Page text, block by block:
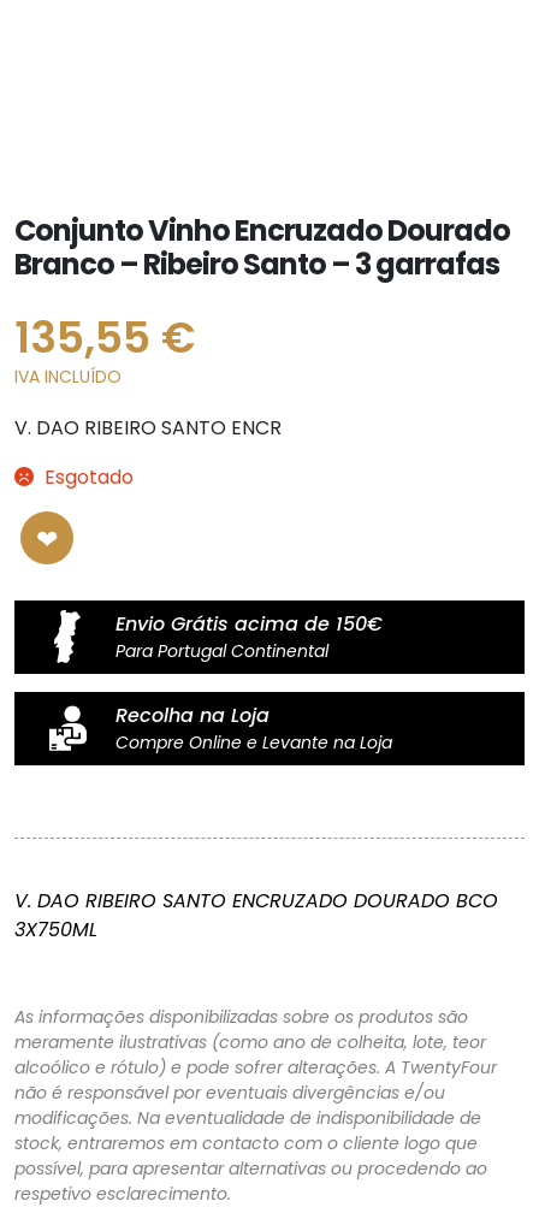
Conjunto Vinho Encruzado Dourado
Branco – Ribeiro Santo – 3 garrafas
135,55 €
IVA INCLUÍDO
V. DAO RIBEIRO SANTO ENCR
Esgotado
Envio Grátis acima de 150€
Para Portugal Continental
Recolha na Loja
Compre Online e Levante na Loja
V. DAO RIBEIRO SANTO ENCRUZADO DOURADO BCO
3X750ML
As informações disponibilizadas sobre os produtos são
meramente ilustrativas (como ano de colheita, lote, teor
alcoólico e rótulo) e pode sofrer alterações. A TwentyFour
não é responsável por eventuais divergências e/ou
modificações. Na eventualidade de indisponibilidade de
stock, entraremos em contacto com o cliente logo que
possível, para apresentar alternativas ou procedendo ao
respetivo esclarecimento.